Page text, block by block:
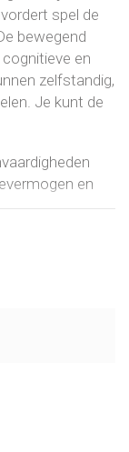
spel de
bewegend
en
zelfstandig,
Je kunt de
en
ideaal voor
wordt
ca. 35 cm